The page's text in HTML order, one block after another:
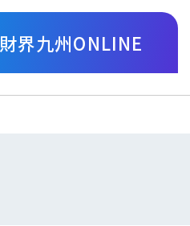
財界九州ONLINE